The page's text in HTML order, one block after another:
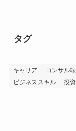
タグ
キャリア コンサル
ビジネススキル
投資